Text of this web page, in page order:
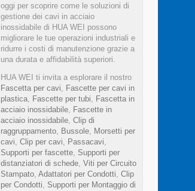
oggi per scoprire come le soluzioni di
gestione dei cavi in acciaio
inossidabile di HUA WEI possono
migliorare le tue operazioni industriali e
ridurre i costi di manutenzione grazie a
una durata e affidabilità superiori.
HUA WEI ti invita a esplorare il nostro
Fascetta per cavi, Fascette per cavi in
plastica, Fascette per tubi, Fascetta in
acciaio inossidabile, Fascette in
acciaio inossidabile, Clip di
raggruppamento, Bussole, Morsetti per
cavi, Clip per cavi, Passacavi,
Supporti per fascette, Supporti per
distanziatori di schede, Viti per Circuito
Stampato, Adattatori per Condotti, Clip
per Condotti, Supporti per Montaggio di